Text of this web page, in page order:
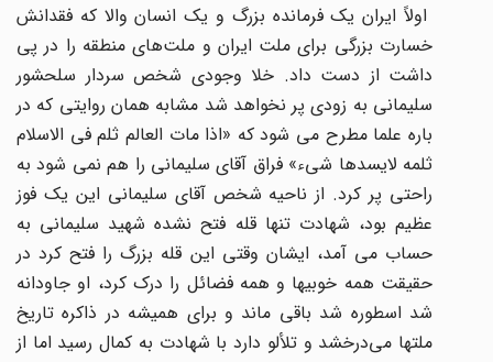
اولاً ایران یک فرمانده بزرگ و یک انسان والا که فقدانش
خسارت بزرگی برای ملت ایران و ملت‌های منطقه را در پی
داشت از دست داد. خلا وجودی شخص سردار سلحشور
سلیمانی به زودی پر نخواهد شد مشابه همان روایتی که در
باره علما مطرح می شود که «اذا مات العالم ثلم فی الاسلام
ثلمه لایسدها شیء» فراق آقای سلیمانی را هم نمی شود به
راحتی پر کرد. از ناحیه شخص آقای سلیمانی این یک فوز
عظیم بود، شهادت تنها قله فتح نشده شهید سلیمانی به
حساب می آمد، ایشان وقتی این قله بزرگ را فتح کرد در
حقیقت همه خوبیها و همه فضائل را درک کرد، او جاودانه
شد اسطوره شد باقی ماند و برای همیشه در ذاکره تاریخ
ملتها می‌درخشد و تلألو دارد با شهادت به کمال رسید اما از